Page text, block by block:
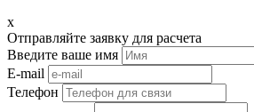
x
Отправляйте заявку для расчета
Введите ваше имя
E-mail
Телефон